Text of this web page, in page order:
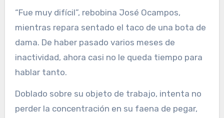
“Fue muy difícil”, rebobina José Ocampos,
mientras repara sentado el taco de una bota de
dama. De haber pasado varios meses de
inactividad, ahora casi no le queda tiempo para
hablar tanto.
Doblado sobre su objeto de trabajo, intenta no
perder la concentración en su faena de pegar,